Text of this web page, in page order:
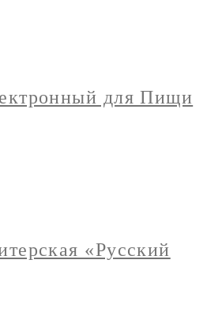
для Пищи
«Русский